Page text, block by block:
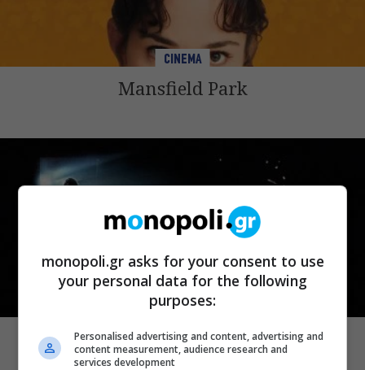
CINEMA
Mansfield Park
CINEMA
Demons 2
monopoli.gr asks for your consent to use
your personal data for the following
purposes:
Personalised advertising and content, advertising and
content measurement, audience research and
services development